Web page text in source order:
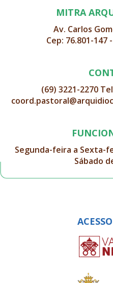
MITRA
Av. Carlos
Cep: 76.801-147
(69) 3221-2270
Segunda-feira a Sexta-
Sábado